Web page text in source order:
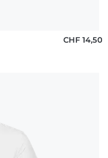
CHF 14,50